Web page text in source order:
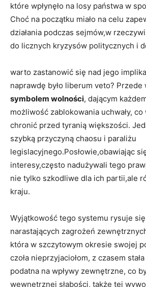
które wpłynęło na⁣ losy państwa w
Choć na początku miało na celu
działania podczas sejmów,w
do licznych ⁣kryzysów politycznych i
warto ⁢zastanowić ⁢się nad jego⁢
⁤naprawdę‌ było liberum veto? ⁢Przede
symbolem wolności, dającym‌
możliwość zablokowania uchwały, co
⁣chronić przed tyranią większości.
szybką przyczyną chaosu i paraliżu
legislacyjnego.Posłowie,obawiając
interesy,często ​nadużywali tego⁣
nie tylko szkodliwe dla ich⁢ partii,ale
kraju.
Wyjątkowość tego systemu rysuje
narastających zagrożeń
która​ w szczytowym okresie swojej
czoła nieprzyjaciołom, z czasem‍
podatna na wpływy zewnętrzne, co
‍wewnętrznej⁤ słabości, także tej